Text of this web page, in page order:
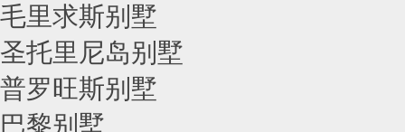
毛里求斯别墅
圣托里尼岛别墅
普罗旺斯别墅
巴黎别墅